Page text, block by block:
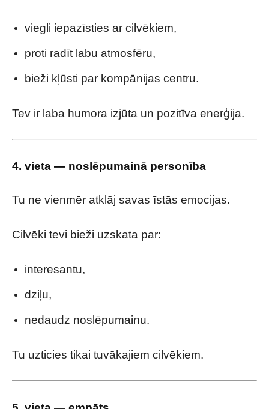
viegli iepazīsties ar cilvēkiem,
proti radīt labu atmosfēru,
bieži kļūsti par kompānijas centru.
Tev ir laba humora izjūta un pozitīva enerģija.
4. vieta — noslēpumainā personība
Tu ne vienmēr atklāj savas īstās emocijas.
Cilvēki tevi bieži uzskata par:
interesantu,
dziļu,
nedaudz noslēpumainu.
Tu uzticies tikai tuvākajiem cilvēkiem.